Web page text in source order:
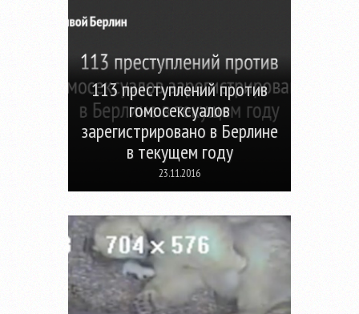
113 преступлений против
гомосексуалов
зарегистрировано в Берлине
в текущем году
23.11.2016